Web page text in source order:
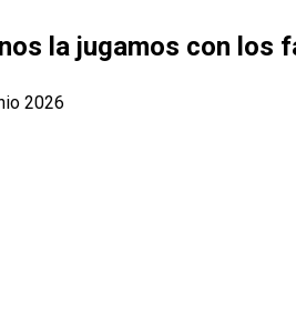
la jugamos con los
2026